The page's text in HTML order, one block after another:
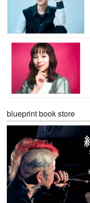
blueprint book store